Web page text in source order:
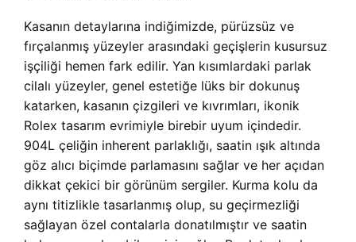
Kasanın detaylarına indiğimizde, pürüzsüz ve
fırçalanmış yüzeyler arasındaki geçişlerin kusursuz
işçiliği hemen fark edilir. Yan kısımlardaki parlak
cilalı yüzeyler, genel estetiğe lüks bir dokunuş
katarken, kasanın çizgileri ve kıvrımları, ikonik
Rolex tasarım evrimiyle birebir uyum içindedir.
904L çeliğin inherent parlaklığı, saatin ışık altında
göz alıcı biçimde parlamasını sağlar ve her açıdan
dikkat çekici bir görünüm sergiler. Kurma kolu da
aynı titizlikle tasarlanmış olup, su geçirmezliği
sağlayan özel contalarla donatılmıştır ve saatin